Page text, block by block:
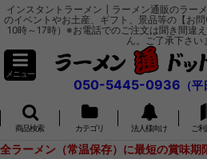
インスタントラーメン┃ラーメン通販のラー
のイベントやお土産、ギフト、景品等の【お
10時～17時）※お電話でのご注文は聞き間違
ん。ご了承下さい
メニュー
050-5445-0936 （
商品検索 カテゴリ 法人様向け ご
全ラーメン（常温保存）に最短の賞味期